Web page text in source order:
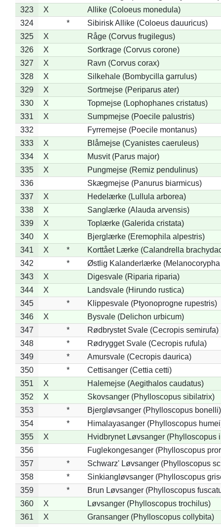
323
X
Allike (Coloeus monedula)
324
*
Sibirisk Allike (Coloeus dauuricus)
325
X
Råge (Corvus frugilegus)
326
X
Sortkrage (Corvus corone)
327
X
Ravn (Corvus corax)
328
X
Silkehale (Bombycilla garrulus)
329
X
Sortmejse (Periparus ater)
330
X
Topmejse (Lophophanes cristatus)
331
X
Sumpmejse (Poecile palustris)
332
Fyrremejse (Poecile montanus)
333
X
Blåmejse (Cyanistes caeruleus)
334
X
Musvit (Parus major)
335
X
Pungmejse (Remiz pendulinus)
336
Skægmejse (Panurus biarmicus)
337
X
Hedelærke (Lullula arborea)
338
X
Sanglærke (Alauda arvensis)
339
X
Toplærke (Galerida cristata)
340
X
Bjerglærke (Eremophila alpestris)
341
X *
Korttået Lærke (Calandrella
342
*
Østlig Kalanderlærke (Melanocorypha
343
X
Digesvale (Riparia riparia)
344
X
Landsvale (Hirundo rustica)
345
*
Klippesvale (Ptyonoprogne rupestris)
346
X
Bysvale (Delichon urbicum)
347
*
Rødbrystet Svale (Cecropis semirufa)
348
*
Rødrygget Svale (Cecropis rufula)
349
*
Amursvale (Cecropis daurica)
350
*
Cettisanger (Cettia cetti)
351
X
Halemejse (Aegithalos caudatus)
352
X
Skovsanger (Phylloscopus sibilatrix)
353
*
Bjergløvsanger (Phylloscopus bonelli)
354
*
Himalayasanger (Phylloscopus
355
X
Hvidbrynet Løvsanger (Phylloscopus
356
Fuglekongesanger (Phylloscopus
357
*
Schwarz' Løvsanger (Phylloscopus
358
*
Sinkiangløvsanger (Phylloscopus
359
*
Brun Løvsanger (Phylloscopus
360
X
Løvsanger (Phylloscopus trochilus)
361
X
Gransanger (Phylloscopus collybita)